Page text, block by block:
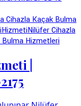
Cihazla Kaçak Bulma
HizmetiNilüfer Cihazla
Hizmetleri
|